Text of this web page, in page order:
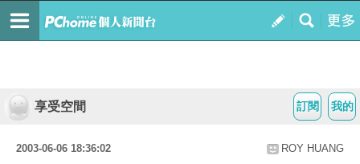
我的
訂閱
享受空間
2003-06-06 18:36:02 ROY HUANG